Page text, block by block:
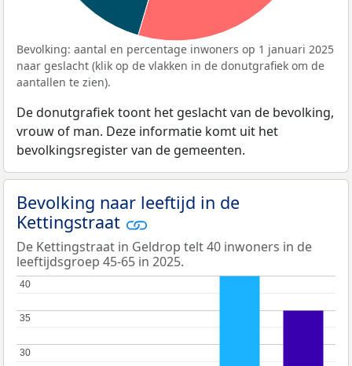
Bevolking: aantal en percentage inwoners op 1 januari 2025
naar geslacht (klik op de vlakken in de donutgrafiek om de
aantallen te zien).
De donutgrafiek toont het geslacht van de bevolking,
vrouw of man. Deze informatie komt uit het
bevolkingsregister van de gemeenten.
Bevolking naar leeftijd in de
Kettingstraat
De Kettingstraat in Geldrop telt 40 inwoners in de
leeftijdsgroep 45-65 in 2025.
30
30
35
35
40
40